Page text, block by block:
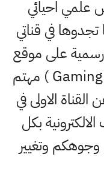
احيائي
في قناتي
رسمية على موقع
اليوتيوب باسم ( احمد مهدي Gaming ) مهتم
الاولى في
بكل
وجوهكم وتغيير